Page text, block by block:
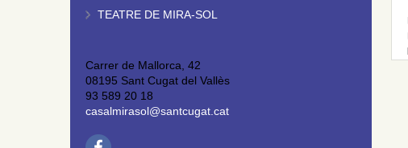
TEATRE DE MIRA-SOL
Carrer de Mallorca, 42
08195 Sant Cugat del Vallès
93 589 20 18
casalmirasol@santcugat.cat